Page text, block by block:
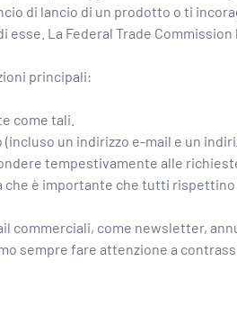
di lancio di un prodotto o ti
La Federal Trade Commission
principali:
come tali.
un indirizzo e-mail e un
tempestivamente alle
è importante che tutti rispettino
commerciali, come newsletter,
sempre fare attenzione a